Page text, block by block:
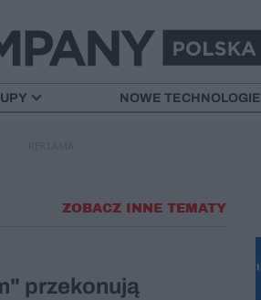
NOWE TECHNOLOGIE
ZOBACZ INNE TEMATY
przekonują